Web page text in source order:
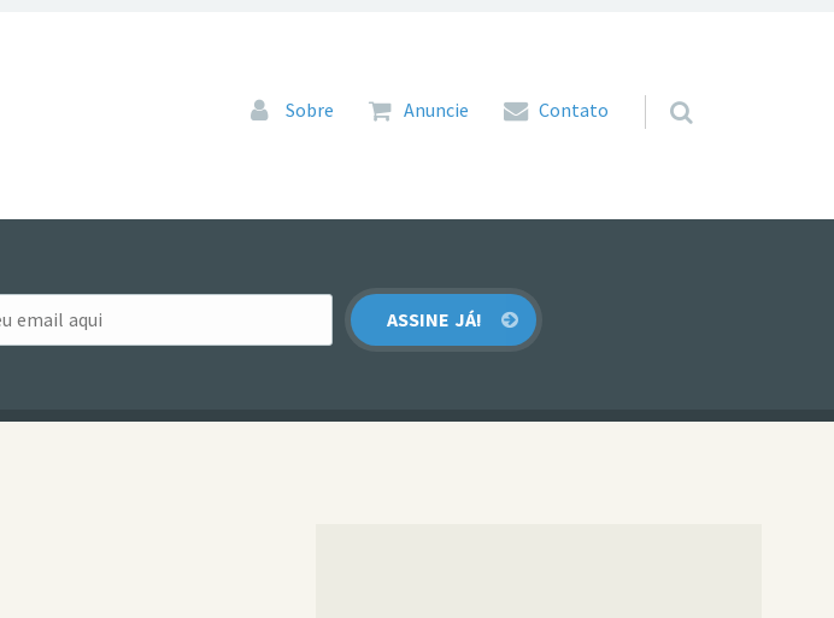
Pular para o conteúdo
Sobre Anuncie Contato